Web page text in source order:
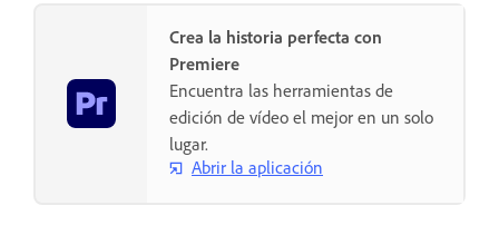
Crea la historia perfecta con
Premiere
Encuentra las herramientas de
edición de vídeo el mejor en un solo
lugar.
Abrir la aplicación